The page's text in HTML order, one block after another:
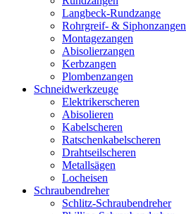
Langbeck-Rundzange
Rohrgreif- & Siphonzangen
Montagezangen
Abisolierzangen
Kerbzangen
Plombenzangen
Schneidwerkzeuge
Elektrikerscheren
Abisolieren
Kabelscheren
Ratschenkabelscheren
Drahtseilscheren
Metallsägen
Locheisen
Schraubendreher
Schlitz-Schraubendreher